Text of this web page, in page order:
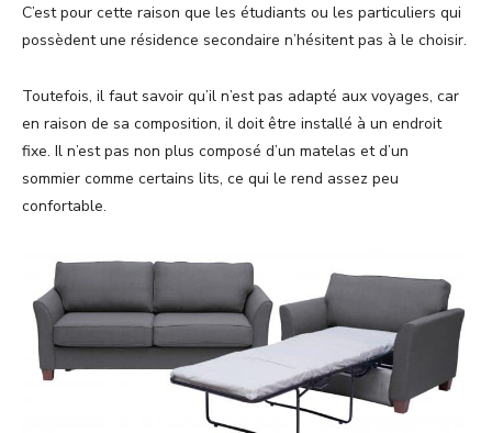
C’est pour cette raison que les étudiants ou les particuliers qui
possèdent une résidence secondaire n’hésitent pas à le choisir.
Toutefois, il faut savoir qu’il n’est pas adapté aux voyages, car
en raison de sa composition, il doit être installé à un endroit
fixe. Il n’est pas non plus composé d’un matelas et d’un
sommier comme certains lits, ce qui le rend assez peu
confortable.